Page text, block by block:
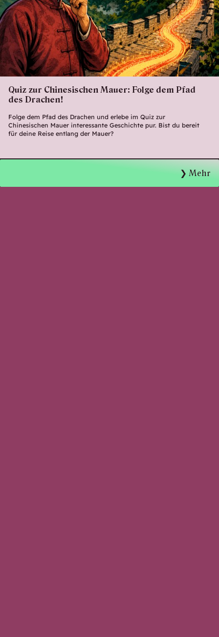
Quiz zur Chinesischen Mauer: Folge dem Pfad
des Drachen!
Folge dem Pfad des Drachen und erlebe im Quiz zur
Chinesischen Mauer interessante Geschichte pur. Bist du bereit
für deine Reise entlang der Mauer?
Mehr